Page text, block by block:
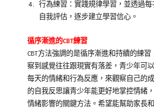
行為練習：實踐規律學習，並透過每
自我評估，逐步建立學習信心。
循序漸進的CBT練習
CBT方法強調的是循序漸進和持續的練習
察到感覺往往跟現實有落差，青少年可
每天的情緒和行為反應，來觀察自己的
的自我反思讓青少年能更好地掌控情緒
情緒影響的關鍵方法。希望能幫助家長